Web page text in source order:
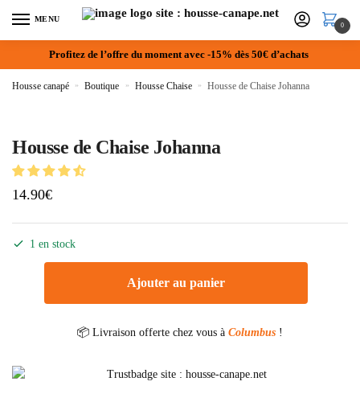
MENU
0
Profitez de l’offre du moment avec -15% dès 50€ d’achats
Housse canapé » Boutique » Housse Chaise » Housse de Chaise Johanna
Housse de Chaise Johanna
14.90€
1 en stock
Ajouter au panier
📦 Livraison offerte chez vous à Columbus !